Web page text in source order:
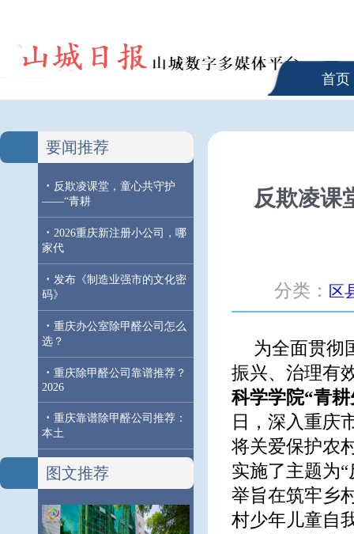
首页
要闻推荐
· 反欺凌课堂，童心共守护
——“青耕
· 2026重庆新注册小公司，哪
家代
· 发布《制造业强市的文化密
码》
· 重庆办公室除甲醛公司怎么
选？
· 重庆除甲醛公司靠谱推荐？
2026
· 重庆靠谱除甲醛公司推荐：
本土
图文推荐
反欺凌课
分类： 区
为全面贯彻
振兴、治理有
科学学院“青
日，深入重庆
将关爱保护农
实施了主题为
举旨在筑牢乡
村少年儿童自